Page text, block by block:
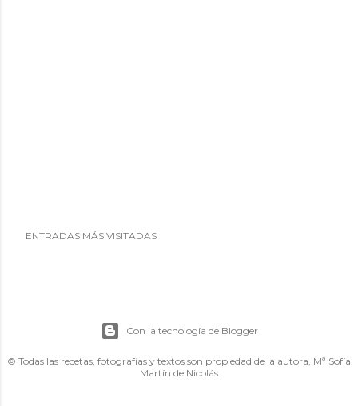
ENTRADAS MÁS VISITADAS
Con la tecnología de Blogger
© Todas las recetas, fotografías y textos son propiedad de la autora, Mª Sofía
Martín de Nicolás